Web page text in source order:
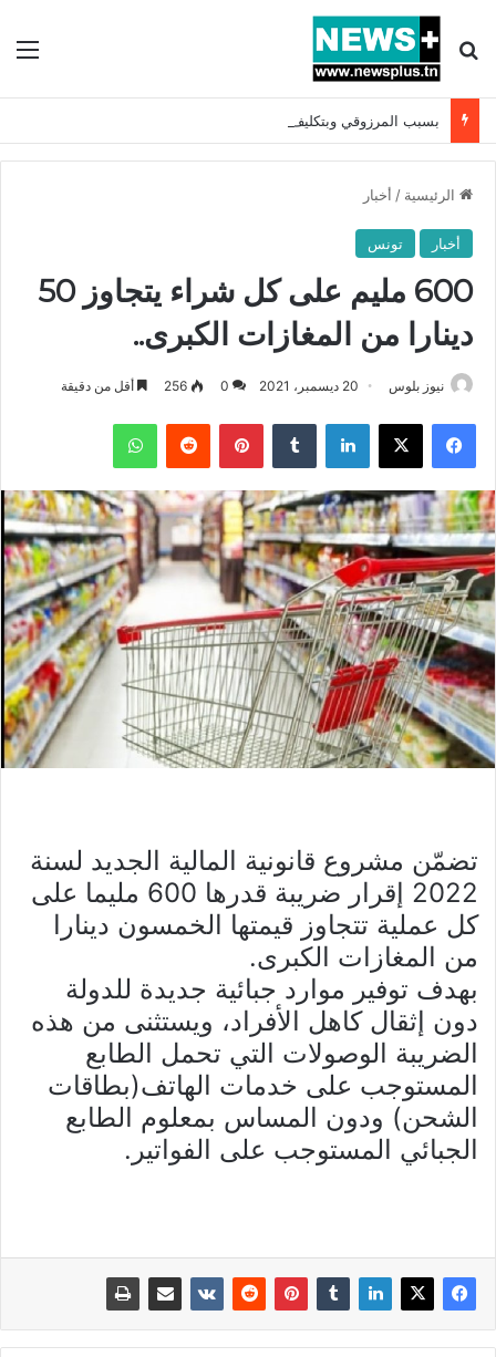
بحث عن
الرئيسية / أخبار
أخبار تونس
600 مليم على كل شراء يتجاوز 50
دينارا من المغازات الكبرى..
نيوز بلوس 20 ديسمبر، 2021 0
256 أقل من دقيقة
فيسبوك X لينكدإن بينتيريست واتساب
تضمّن مشروع قانونية المالية الجديد لسنة
2022 إقرار ضريبة قدرها 600 مليما على
كل عملية تتجاوز قيمتها الخمسون دينارا
من المغازات الكبرى.
بهدف توفير موارد جبائية جديدة للدولة
دون إثقال كاهل الأفراد، ويستثنى من هذه
الضريبة الوصولات التي تحمل الطابع
المستوجب على خدمات الهاتف(بطاقات
الشحن) ودون المساس بمعلوم الطابع
الجبائي المستوجب على الفواتير.